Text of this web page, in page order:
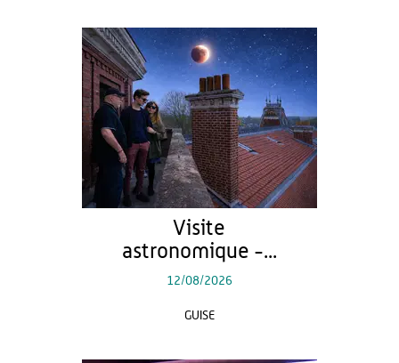
Visite
astronomique -...
12/08/2026
GUISE